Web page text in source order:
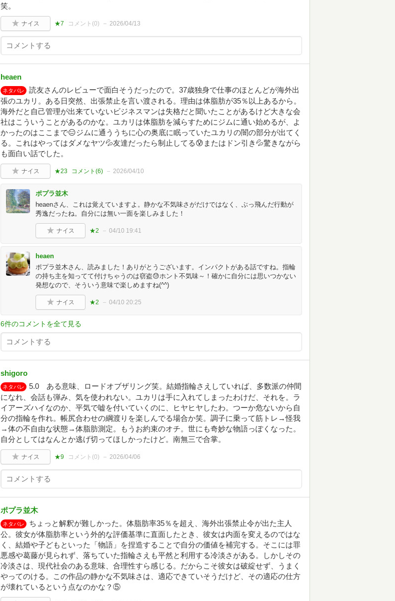
笑。
ナイス ★7 コメント(0) 2026/04/13
heaen
ネタバレ
読友さんのレビューで面白そうだったので。37歳独身で仕事のほとんどが海外出
張のユカリ。ある日突然、出張禁止を言い渡される。理由は体脂肪が35％以上あるから。
海外だと自己管理が出来ていないビジネスマンは失格だと聞いたことがあるけど大きな会
社はこういうことがあるのかな。ユカリは体脂肪を減らすためにジムに通い始めるが、よ
かったのはここまで😑ジムに通ううちに心の奥底に眠っていたユカリの闇の部分が出てく
る。これはやってはダメなヤツ💦友達だったら制止してる😰またはドン引き💦驚きながら
も面白い話でした。
ナイス ★23 コメント(6) 2026/04/10
ポプラ並木
heaenさん、これは覚えていますよ。静かな不気味さがだけではなく、ぶっ飛んだ行動が
秀逸だったね。自分には無い一面を楽しみました！
ナイス ★2 04/10 19:41
heaen
ポプラ並木さん、読みました！ありがとうございます。インパクトがある話ですね。指輪
の持ち主を知ってて付けちゃうのは窃盗😓ホント不気味～！確かに自分には思いつかない
発想なので、そういう意味で楽しめますね(^^)
ナイス ★2 04/10 20:25
6件のコメントを全て見る
shigoro
ネタバレ
5.0 ある意味、ロードオブザリング笑。結婚指輪さえしていれば、多数派の仲間
になれ、会話も弾み、気を使われない。ユカリは手に入れてしまったわけだ、それを。ラ
イアーズハイなのか、平気で嘘を付いていくのに、ヒヤヒヤしたわ。つーか危ないから自
分の指輪を作れ。帳尻合わせの綱渡りを楽しんでる場合か笑。調子に乗って筋トレ→怪我
→体の不自由な状態→体脂肪測定。もうお約束のオチ。世にも奇妙な物語っぽくなった。
自分としてはなんとか逃げ切ってほしかったけど。南無三で合掌。
ナイス ★9 コメント(0) 2026/04/06
ポプラ並木
ネタバレ
ちょっと解釈が難しかった。体脂肪率35％を超え、海外出張禁止令が出た主人
公。彼女が体脂肪率という外的な評価基準に直面したとき、彼女は内面を変えるのではな
く、結婚や子どもといった「物語」を捏造することで自分の価値を補完する。そこには罪
悪感や葛藤が見られず、落ちていた指輪さえも平然と利用する冷淡さがある。しかしその
冷淡さは、現代社会のある意味、合理性すら感じる。だからこそ彼女は破綻せず、うまく
やってのける。この作品の静かな不気味さは、適応できていそうだけど、その適応の仕方
が壊れているという点なのかな？⑤